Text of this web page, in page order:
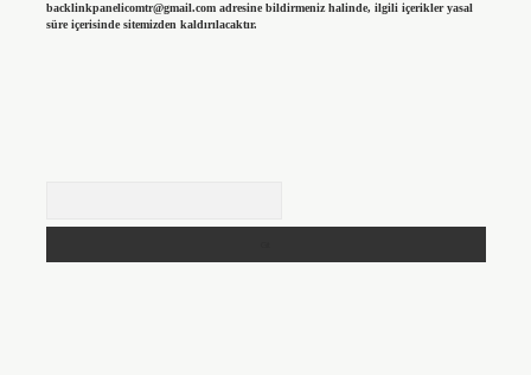
backlinkpanelicomtr@gmail.comadresine bildirmeniz halinde, ilgili içerikler yasal
süre içerisinde sitemizden kaldırılacaktır.